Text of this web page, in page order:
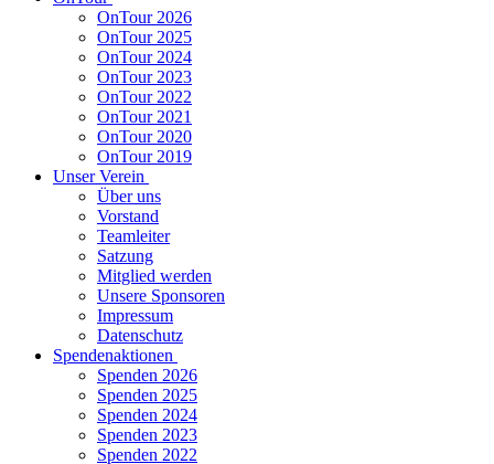
OnTour 2026
OnTour 2025
OnTour 2024
OnTour 2023
OnTour 2022
OnTour 2021
OnTour 2020
OnTour 2019
Unser Verein
Über uns
Vorstand
Teamleiter
Satzung
Mitglied werden
Unsere Sponsoren
Impressum
Datenschutz
Spendenaktionen
Spenden 2026
Spenden 2025
Spenden 2024
Spenden 2023
Spenden 2022